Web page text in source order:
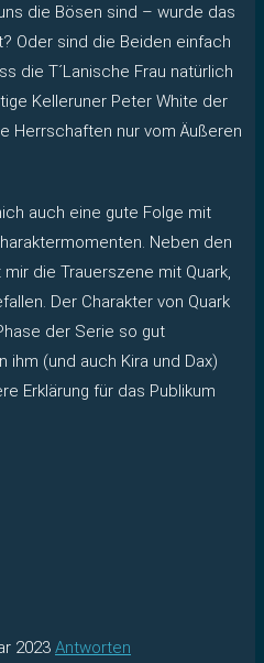
die Bösen sind – wurde das
Oder sind die Beiden einfach
die T´Lanische Frau natürlich
Kelleruner Peter White der
Herrschaften nur vom Äußeren
auch eine gute Folge mit
Neben den
die Trauerszene mit Quark,
Der Charakter von Quark
der Serie so gut
ihm (und auch Kira und Dax)
Erklärung für das Publikum
2023 Antworten